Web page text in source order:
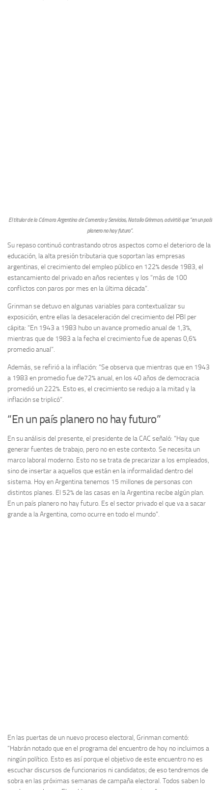
El titular de la Cámara Argentina de Comercio y Servicios, Natalio Grinman, advirtió que “en un país
planero no hay futuro”.
Su repaso continuó contrastando otros aspectos como el deterioro de la
educación, la alta presión tributaria que soportan las empresas
argentinas, el crecimiento del empleo público en 122% desde 1983, el
estancamiento del privado en años recientes y los “más de 100
conflictos con paros por mes en la última década”.
Grinman se detuvo en algunas variables para contextualizar su
exposición, entre ellas la desaceleración del crecimiento del PBI per
cápita: “En 1943 a 1983 hubo un avance promedio anual de 1,3%,
mientras que de 1983 a la fecha el crecimiento fue de apenas 0,6%
promedio anual”.
Además, se refirió a la inflación: “Se observa que mientras que en 1943
a 1983 en promedio fue de72% anual, en los 40 años de democracia
promedió un 222%. Esto es, el crecimiento se redujo a la mitad y la
inflación se triplicó”.
“En un país planero no hay futuro”
En su análisis del presente, el presidente de la CAC señaló: “Hay que
generar fuentes de trabajo, pero no en este contexto. Se necesita un
marco laboral moderno. Esto no se trata de precarizar a los empleados,
sino de insertar a aquellos que están en la informalidad dentro del
sistema. Hoy en Argentina tenemos 15 millones de personas con
distintos planes. El 52% de las casas en la Argentina recibe algún plan.
En un país planero no hay futuro. Es el sector privado el que va a sacar
grande a la Argentina, como ocurre en todo el mundo”.
En las puertas de un nuevo proceso electoral, Grinman comentó:
“Habrán notado que en el programa del encuentro de hoy no incluimos a
ningún político. Esto es así porque el objetivo de este encuentro no es
escuchar discursos de funcionarios ni candidatos; de eso tendremos de
sobra en las próximas semanas de campaña electoral. Todos saben lo